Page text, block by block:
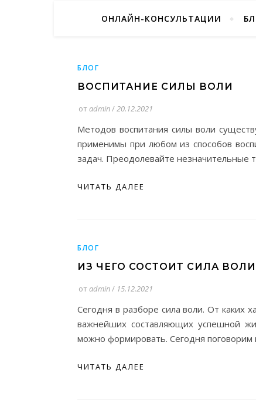
ОНЛАЙН-КОНСУЛЬТАЦИИ
БЛОГ
ВОСПИТАНИЕ СИЛЫ ВОЛИ
от admin/20.12.2021
Методов воспитания силы воли
применимы при любом из способов
задач. Преодолевайте незначительные
ЧИТАТЬ ДАЛЕЕ
БЛОГ
ИЗ ЧЕГО СОСТОИТ СИЛА ВОЛИ
от admin/ 15.12.2021
Сегодня в разборе сила воли. От каких
важнейших составляющих успешной
можно формировать. Сегодня поговорим
ЧИТАТЬ ДАЛЕЕ